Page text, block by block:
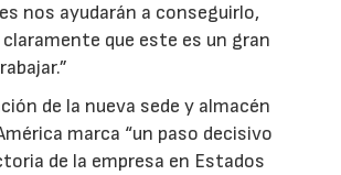
nos ayudarán a conseguirlo,
que este es un gran
de la nueva sede y almacén
marca “un paso decisivo
de la empresa en Estados